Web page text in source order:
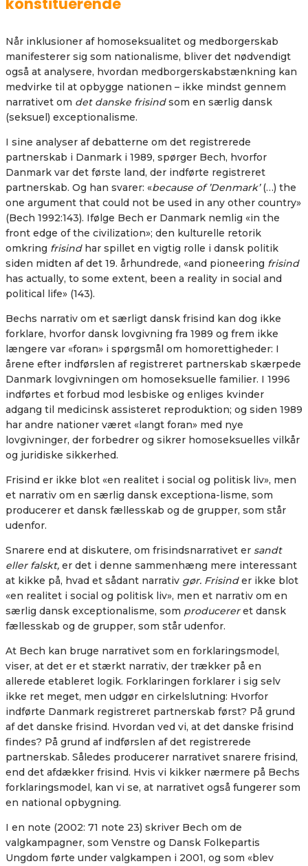
konstituerende
Når inklusioner af homoseksualitet og medborgerskab
manifesterer sig som nationalisme, bliver det nødvendigt
også at analysere, hvordan medborgerskabstænkning kan
medvirke til at opbygge nationen – ikke mindst gennem
narrativet om det danske frisindsom en særlig dansk
(seksuel) exceptionalisme.
I sine analyser af debatterne om det registrerede
partnerskab i Danmark i 1989, spørger Bech, hvorfor
Danmark var det første land, der indførte registreret
partnerskab. Og han svarer: «because of ’Denmark’(…) the
one argument that could not be used in any other country»
(Bech 1992:143). Ifølge Bech er Danmark nemlig «in the
front edge of the civilization»; den kulturelle retorik
omkring frisind har spillet en vigtig rolle i dansk politik
siden midten af det 19. århundrede, «and pioneering frisind
has actually, to some extent, been a reality in social and
political life» (143).
Bechs narrativ om et særligt dansk frisind kan dog ikke
forklare, hvorfor dansk lovgivning fra 1989 og frem ikke
længere var «foran» i spørgsmål om homorettigheder: I
årene efter indførslen af registreret partnerskab skærpede
Danmark lovgivningen om homoseksuelle familier. I 1996
indførtes et forbud mod lesbiske og enliges kvinder
adgang til medicinsk assisteret reproduktion; og siden 1989
har andre nationer været «langt foran» med nye
lovgivninger, der forbedrer og sikrer homoseksuelles vilkår
og juridiske sikkerhed.
Frisind er ikke blot «en realitet i social og politisk liv», men
et narrativ om en særlig dansk exceptiona-lisme, som
producerer et dansk fællesskab og de grupper, som står
udenfor.
Snarere end at diskutere, om frisindsnarrativet er sandt
eller falskt, er det i denne sammenhæng mere interessant
at kikke på, hvad et sådant narrativ gør. Frisinder ikke blot
«en realitet i social og politisk liv», men et narrativ om en
særlig dansk exceptionalisme, som producereret dansk
fællesskab og de grupper, som står udenfor.
At Bech kan bruge narrativet som en forklaringsmodel,
viser, at det er et stærkt narrativ, der trækker på en
allerede etableret logik. Forklaringen forklarer i sig selv
ikke ret meget, men udgør en cirkelslutning: Hvorfor
indførte Danmark registreret partnerskab først? På grund
af det danske frisind. Hvordan ved vi, at det danske frisind
findes? På grund af indførslen af det registrerede
partnerskab. Således producerer narrativet snarere frisind,
end det afdækker frisind. Hvis vi kikker nærmere på Bechs
forklaringsmodel, kan vi se, at narrativet også fungerer som
en national opbygning.
I en note (2002: 71 note 23) skriver Bech om de
valgkampagner, som Venstre og Dansk Folkepartis
Ungdom førte under valgkampen i 2001, og som «blev